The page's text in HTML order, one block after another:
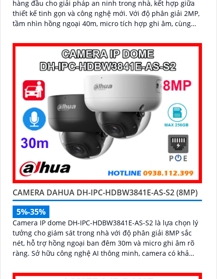
hàng đầu cho giải pháp an ninh trong nhà, kết hợp giữa
thiết kế tinh gọn và công nghệ mới. Với độ phân giải 2MP,
tầm nhìn hồng ngoại 40m, micro tích hợp ghi âm, cùng
camera giúp giám sát chính xác, giảm thiểu cảnh báo sai,
hỗ trợ khe thẻ nhớ lên đến 256GB và cấp nguồn PoE
CAMERA DAHUA DH-IPC-HDBW3841E-AS-S2 (8MP)
5%-35%
Camera IP dome DH-IPC-HDBW3841E-AS-S2 là lựa chọn lý
tưởng cho giám sát trong nhà với độ phân giải 8MP sắc
nét, hỗ trợ hồng ngoại ban đêm 30m và micro ghi âm rõ
ràng. Sở hữu công nghệ AI thông minh, camera có khả
phương tiện, tăng độ chính xác trong cảnh báo an ninh